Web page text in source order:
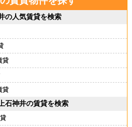
の人気賃貸を検索
貸
貸
石神井の賃貸を検索